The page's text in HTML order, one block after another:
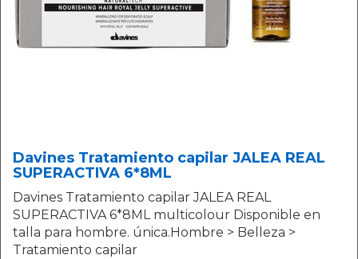
Davines Tratamiento capilar JALEA REAL
SUPERACTIVA 6*8ML
Davines Tratamiento capilar JALEA REAL
SUPERACTIVA 6*8ML multicolour Disponible en
talla para hombre. única.Hombre > Belleza >
Tratamiento capilar